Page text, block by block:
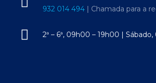
932 014 494| Chamada para a
2ª – 6ª, 09h00 – 19h00 |